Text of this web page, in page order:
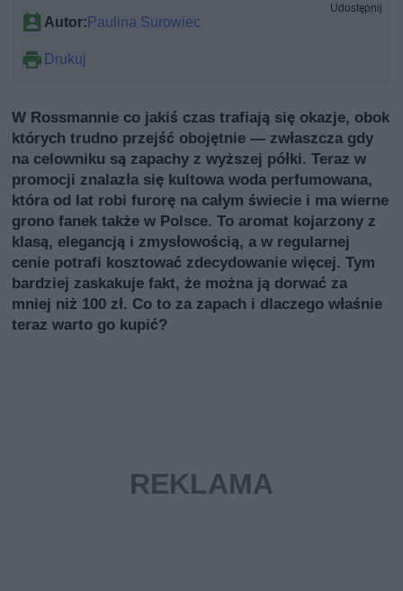
Autor:Paulina Surowiec
Drukuj
Udostępnij
W Rossmannie co jakiś czas trafiają się okazje, obok
których trudno przejść obojętnie — zwłaszcza gdy
na celowniku są zapachy z wyższej półki. Teraz w
promocji znalazła się kultowa woda perfumowana,
która od lat robi furorę na całym świecie i ma wierne
grono fanek także w Polsce. To aromat kojarzony z
klasą, elegancją i zmysłowością, a w regularnej
cenie potrafi kosztować zdecydowanie więcej. Tym
bardziej zaskakuje fakt, że można ją dorwać za
mniej niż 100 zł. Co to za zapach i dlaczego właśnie
teraz warto go kupić?